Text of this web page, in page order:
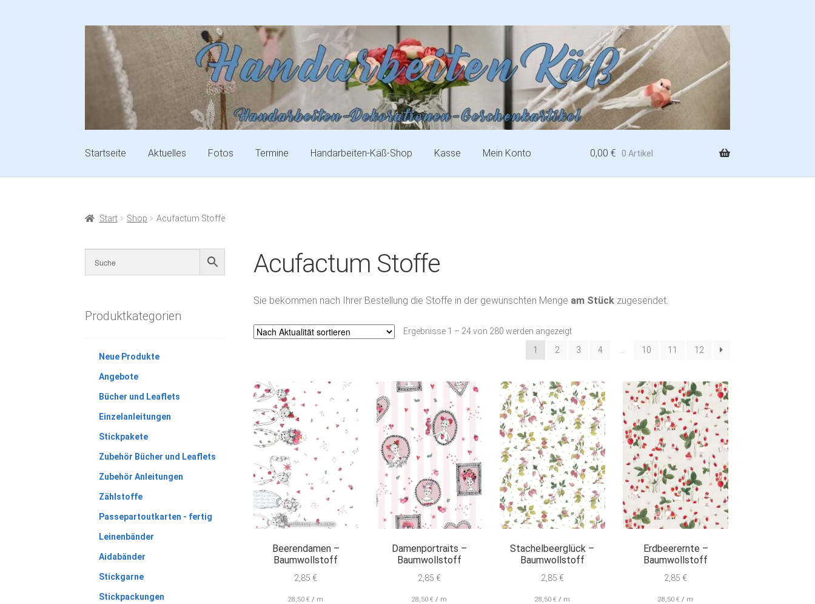
Startseite Aktuelles Fotos Termine Handarbeiten-Käß-Shop Kasse Mein Konto 0,00 € 0 Artikel
Start Shop Acufactum Stoffe
Acufactum Stoffe
Sie bekommen nach Ihrer Bestellung die Stoffe in der gewünschten Menge am Stückzugesendet.
Ergebnisse 1 – 24 von 280 werden angezeigtNach
1 2 3 4 10 11 12
Beerendamen –
Baumwollstoff
2,85 €
28,50€ / m
Damenportraits –
Baumwollstoff
2,85 €
28,50 €/ m
Stachelbeerglück –
Baumwollstoff
2,85 €
28,50 €/ m
Erdbeerernte –
Baumwollstoff
2,85 €
28,50€ / m
Produktkategorien
Neue Produkte
Angebote
Bücher und Leaflets
Einzelanleitungen
Stickpakete
Zubehör Bücher und Leaflets
Zubehör Anleitungen
Zählstoffe
Passepartoutkarten - fertig
Leinenbänder
Aidabänder
Stickgarne
Stickpackungen